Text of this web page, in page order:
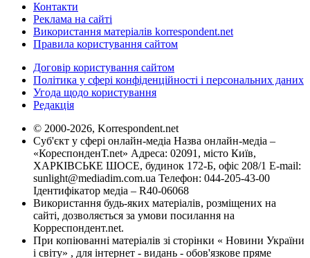
Контакти
Реклама на сайті
Використання матеріалів korrespondent.net
Правила користування сайтом
Договір користування сайтом
Політика у сфері конфіденційності і персональних даних
Угода щодо користування
Редакція
© 2000-2026, Korrespondent.net
Суб'єкт у сфері онлайн-медіа Назва онлайн-медіа –
«КореспонденТ.net» Адреса: 02091, місто Київ,
ХАРКІВСЬКЕ ШОСЕ, будинок 172-Б, офіс 208/1 E-mail:
sunlight@mediadim.com.ua Телефон: 044-205-43-00
Ідентифікатор медіа – R40-06068
Використання будь-яких матеріалів, розміщених на
сайті, дозволяється за умови посилання на
Корреспондент.net.
При копіюванні матеріалів зі сторінки « Новини України
і світу» , для інтернет - видань - обов'язкове пряме